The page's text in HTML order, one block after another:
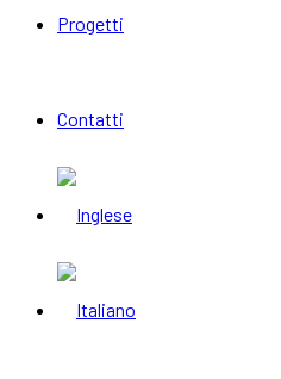
Progetti
Contatti